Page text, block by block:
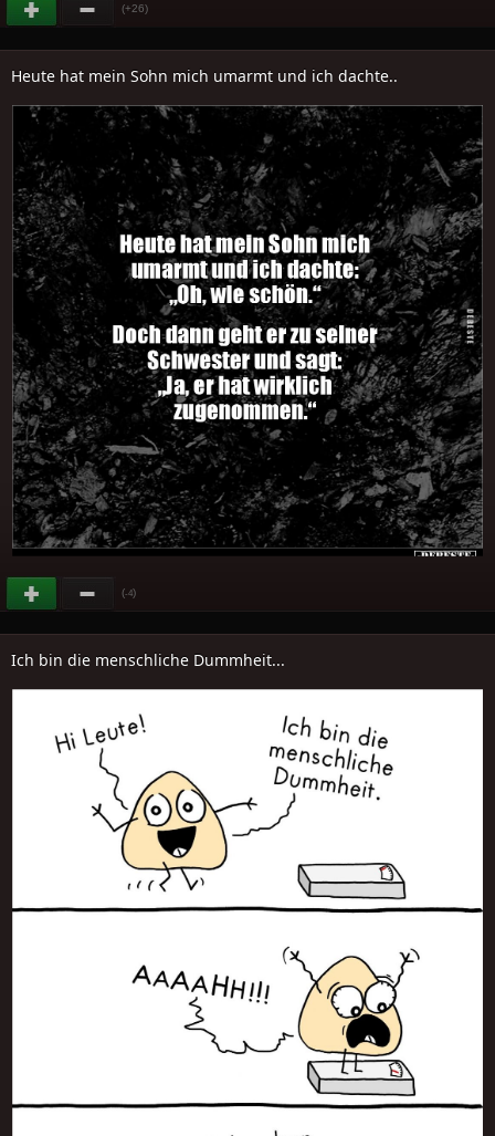
(+26)
Heute hat mein Sohn mich umarmt und ich dachte..
(-4)
Ich bin die menschliche Dummheit...